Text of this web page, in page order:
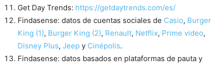
Get Day Trends: https://getdaytrends.com/es/
Findasense: datos de cuentas sociales de Casio, Burger
King (1), Burger King (2), Renault, Netflix, Prime video,
Disney Plus, Jeep y Cinépolis.
Findasense: datos basados en plataformas de pauta y